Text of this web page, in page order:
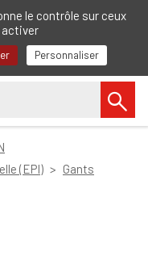
FR
(EPI)
Gants
le contrôle sur ceux
activer
Personnaliser